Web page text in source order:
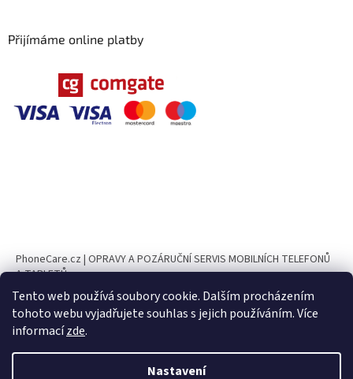
Tento web používá soubory cookie. Dalším procházením
tohoto webu vyjadřujete souhlas s jejich používáním. Více
informacízde.
Nastavení
UPOZORNĚNÍ Ve dnech 10. 8. – 23. 8. 2026 bude naše provozovna z
tomto období nebude možný. 📧 V případě dotazů, reklamací nebo
Přijímáme online platby
PhoneCare.cz | OPRAVY A POZÁRUČNÍ SERVIS MOBILNÍCH TELEFONŮ
A TABLETŮ
PhoneParts.cz
Vytvořil Shoptet